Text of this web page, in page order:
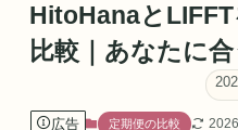
HitoHanaとLIFFT
比較｜あなたに
広告 定期便の比較